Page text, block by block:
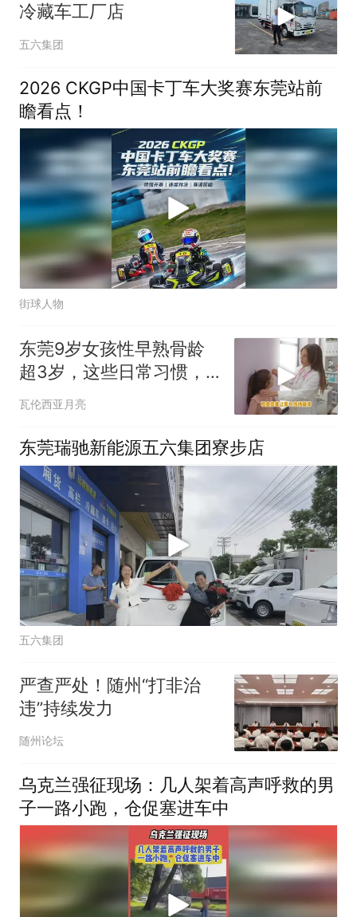
冷藏车工厂店
五六集团
2026 CKGP中国卡丁车大奖赛东莞站前
瞻看点！
街球人物
东莞9岁女孩性早熟骨龄
超3岁，这些日常习惯，
很多家庭都在犯
瓦伦西亚月亮
东莞瑞驰新能源五六集团寮步店
五六集团
严查严处！随州“打非治
违”持续发力
随州论坛
乌克兰强征现场：几人架着高声呼救的男
子一路小跑，仓促塞进车中